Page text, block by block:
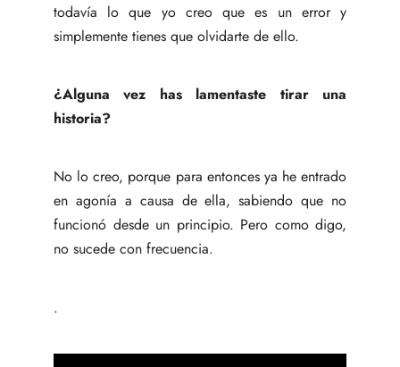
todavía lo que yo creo que es un error y
simplemente tienes que olvidarte de ello.
¿Alguna vez has lamentaste tirar una
historia?
No lo creo, porque para entonces ya he entrado
en agonía a causa de ella, sabiendo que no
funcionó desde un principio. Pero como digo,
no sucede con frecuencia.
.